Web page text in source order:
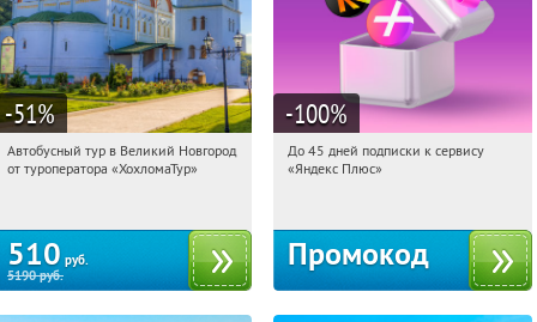
-51%
02:12:29 Купили:2
Автобусный тур в Великий Новгород
от туроператора «ХохломаТур»
510 руб.
5190руб.
-100%
02:12:29 Получили:
До 45 дней подписки к сервису
«Яндекс Плюс»
Промокод